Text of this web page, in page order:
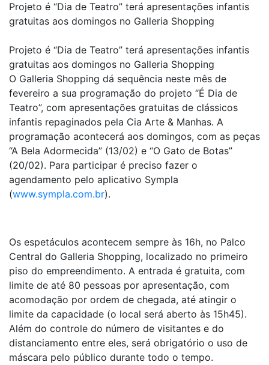
Projeto é “Dia de Teatro” terá apresentações infantis
gratuitas aos domingos no Galleria Shopping
Projeto é “Dia de Teatro” terá apresentações infantis
gratuitas aos domingos no Galleria Shopping
O Galleria Shopping dá sequência neste mês de
fevereiro a sua programação do projeto “É Dia de
Teatro”, com apresentações gratuitas de clássicos
infantis repaginados pela Cia Arte & Manhas. A
programação acontecerá aos domingos, com as peças
“A Bela Adormecida” (13/02) e “O Gato de Botas”
(20/02). Para participar é preciso fazer o
agendamento pelo aplicativo Sympla
(www.sympla.com.br).
Os espetáculos acontecem sempre às 16h, no Palco
Central do Galleria Shopping, localizado no primeiro
piso do empreendimento. A entrada é gratuita, com
limite de até 80 pessoas por apresentação, com
acomodação por ordem de chegada, até atingir o
limite da capacidade (o local será aberto às 15h45).
Além do controle do número de visitantes e do
distanciamento entre eles, será obrigatório o uso de
máscara pelo público durante todo o tempo.